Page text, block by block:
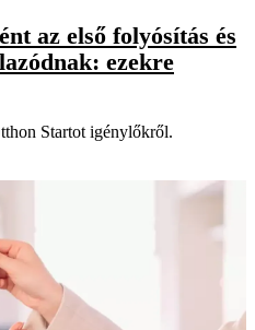
az első folyósítás és
ezekre
Startot igénylőkről.